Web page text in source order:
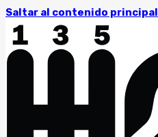
Saltar al contenido principal